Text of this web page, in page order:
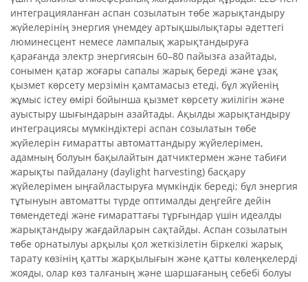
интеграцияланған аспан созылатын төбе жарықтандыру
жүйелерінің энергия үнемдеу артықшылықтары әдеттегі
люминесцент немесе лампалық жарықтандыруға
қарағанда электр энергиясын 60–80 пайызға азайтады,
сонымен қатар жоғары сапалы жарық береді және ұзақ
қызмет көрсету мерзімін қамтамасыз етеді, бұл жүйенің
жұмыс істеу өмірі бойынша қызмет көрсету жиілігін және
ауыстыру шығындарын азайтады. Ақылды жарықтандыру
интеграциясы мүмкіндіктері аспан созылатын төбе
жүйелерін ғимаратты автоматтандыру жүйелерімен,
адамның болуын бақылайтын датчиктермен және табиғи
жарықты пайдалану (daylight harvesting) басқару
жүйелерімен ыңғайластыруға мүмкіндік береді; бұл энергия
тұтынуын автоматты түрде оптималды деңгейге дейін
төмендетеді және ғимараттағы тұрғындар үшін идеалды
жарықтандыру жағдайларын сақтайды. Аспан созылатын
төбе орнатылуы арқылы қол жеткізілетін біркелкі жарық
тарату көзінің қатты жарқылығын және қатты көлеңкелерді
жояды, олар көз талғаның және шаршағаның себебі болуы